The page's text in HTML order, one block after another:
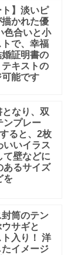
ト】淡いピ
かれた優
色合いと小
で、幸福
証明書の
キストの
能です
なり、双
ンプレー
ると、2枚
いいイラス
て壁などに
あるサイズ
を
筒のテン
サギと
入り！ 洋
イメージ